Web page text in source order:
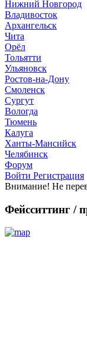
Нижний Новгород
Владивосток
Архангельск
Чита
Орёл
Тольятти
Ульяновск
Ростов-на-Дону
Смоленск
Сургут
Вологда
Тюмень
Калуга
Ханты-Мансийск
Челябинск
Форум
Войти Регистрация
Внимание! Не
Фейсситтинг /